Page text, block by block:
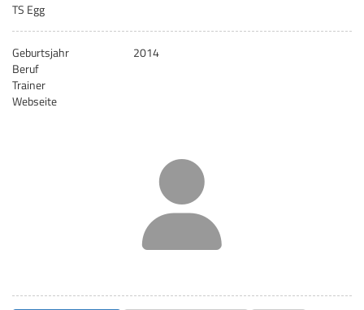
TS Egg
Geburtsjahr
2014
Beruf
Trainer
Webseite